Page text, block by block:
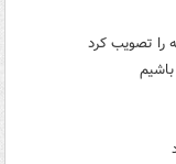
را تصویب کرد